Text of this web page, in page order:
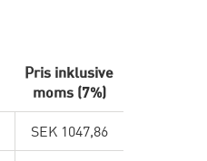
Pris inklusive
moms (7%)
SEK 1047,86